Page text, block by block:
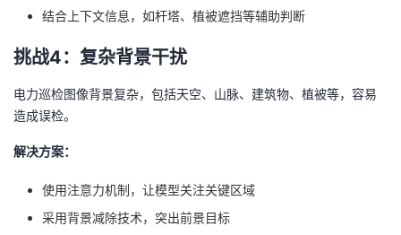
结合上下文信息，如杆塔、植被遮挡等辅助判断
挑战4：复杂背景干扰
电力巡检图像背景复杂，包括天空、山脉、建筑物、植被等，容易
造成误检。
解决方案：
使用注意力机制，让模型关注关键区域
采用背景减除技术，突出前景目标